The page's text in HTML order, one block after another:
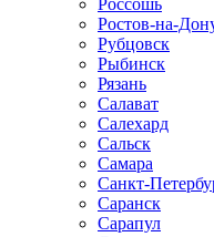
Россошь
Ростов-на-
Рубцовск
Рыбинск
Рязань
Салават
Салехард
Сальск
Самара
Санкт-
Саранск
Сарапул